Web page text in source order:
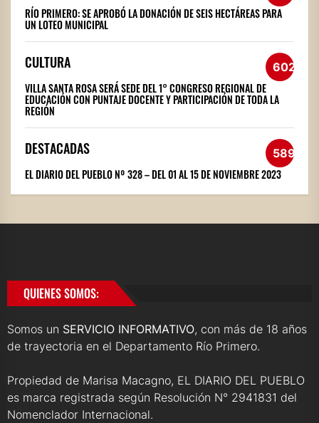
RÍO PRIMERO: SE APROBÓ LA DONACIÓN DE SEIS HECTÁREAS PARA
UN LOTEO MUNICIPAL
CULTURA 602
VILLA SANTA ROSA SERÁ SEDE DEL 1° CONGRESO REGIONAL DE
EDUCACIÓN CON PUNTAJE DOCENTE Y PARTICIPACIÓN DE TODA LA
REGIÓN
DESTACADAS 589
EL DIARIO DEL PUEBLO Nº 328 – DEL 01 AL 15 DE NOVIEMBRE 2023
QUIENES SOMOS:
Somos un SERVICIO INFORMATIVO, con más de 18 años
de trayectoria en el Departamento Río Primero.
Propiedad de Marisa Macagno, EL DIARIO DEL PUEBLO
es marca registrada según Resolución N° 2941831 del
Nomenclador Internacional.